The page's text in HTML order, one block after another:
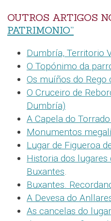
OUTROS ARTIGOS
PATRIMONIO”
Dumbría, Territorio
O Topónimo da
Os muíños do Rego
O Cruceiro de
Dumbría)
A Capela do
Monumentos
Lugar de Figueroa
Historia dos lugares
Buxantes.
Buxantes.
A Devesa do
As cancelas do